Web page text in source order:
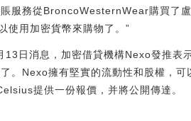
服務從BroncoWesternWear購買了
使用加密貨幣來購物了。”
日消息，加密借貸機構Nexo發推表
。Nexo擁有堅實的流動性和股權，可
提供一份報價，并將公開傳達。